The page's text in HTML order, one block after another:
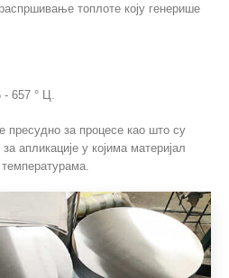
топлоте коју генерише
- 657 ° Ц.
пресудно за процесе као што су
апликације у којима материјал